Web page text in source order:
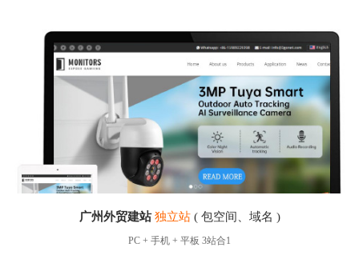
广州外贸建站 独立站( 包空间、域名 )
PC + 手机 + 平板 3站合1